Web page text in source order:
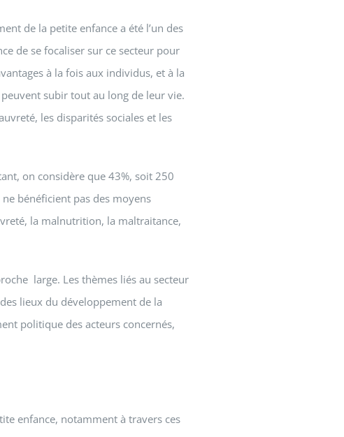
de la petite enfance a été l’un des
de se focaliser sur ce secteur pour
à la fois aux individus, et à la
subir tout au long de leur vie.
les disparités sociales et les
on considère que 43%, soit 250
bénéficient pas des moyens
la malnutrition, la maltraitance,
large. Les thèmes liés au secteur
lieux du développement de la
politique des acteurs concernés,
enfance, notamment à travers ces